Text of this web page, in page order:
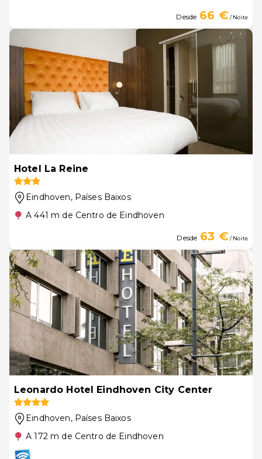
Desde 66 €/ Noite
Hotel La Reine
Eindhoven, Países Baixos
A 441 m de Centro de Eindhoven
Desde 63 €/ Noite
Leonardo Hotel Eindhoven City Center
Eindhoven, Países Baixos
A 172 m de Centro de Eindhoven